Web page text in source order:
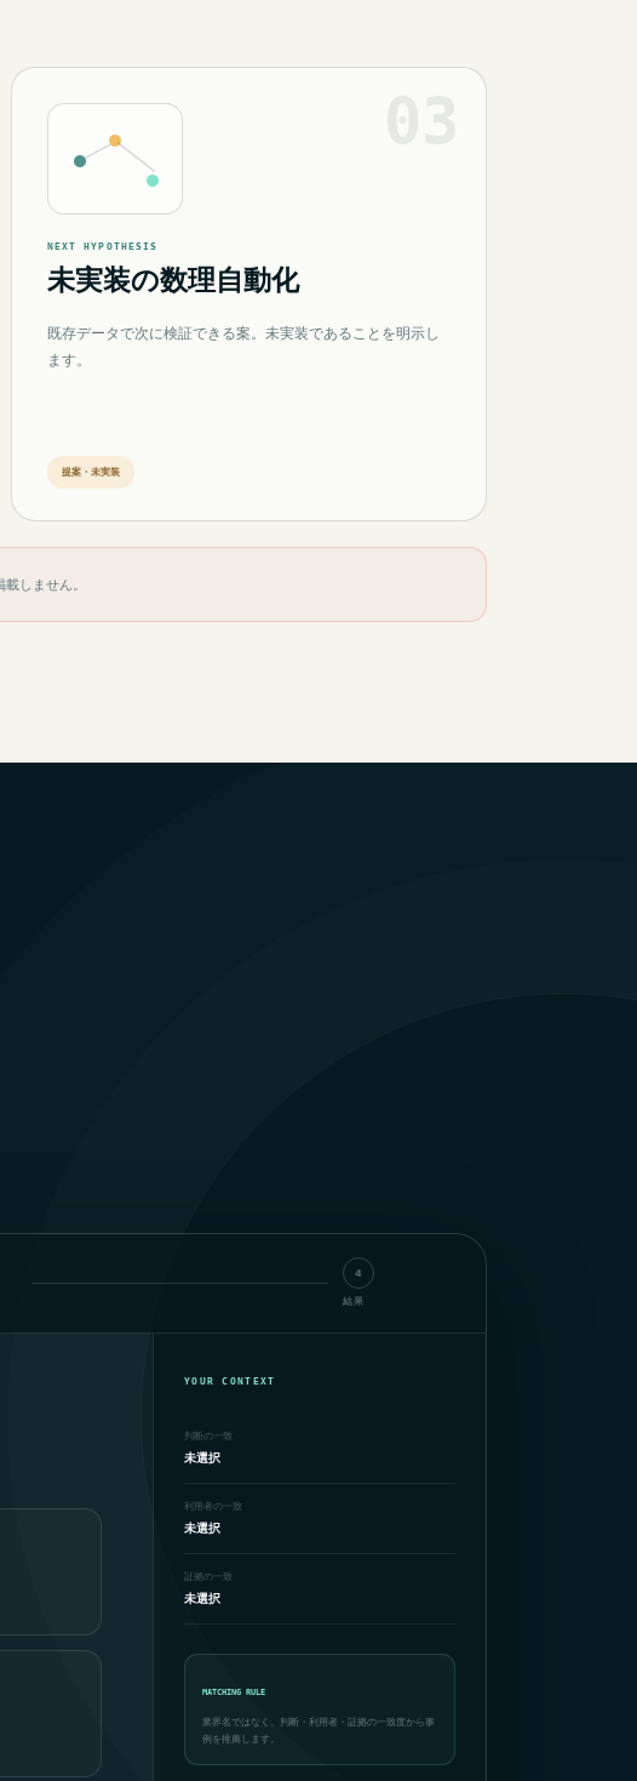
NEXT HYPOTHESIS
未実装の数理自動化
既存データで次に検証できる案。未実装であることを明示し
ます。
提案・未実装
しません。
4
結果
YOUR CONTEXT
判断の一致
未選択
利用者の一致
未選択
証拠の一致
未選択
MATCHING RULE
業界名ではなく、判断・利用者・証拠の一致度から事
例を推薦します。